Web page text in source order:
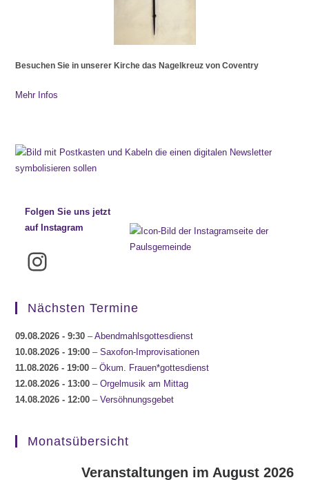
Besuchen Sie in unserer Kirche das Nagelkreuz von Coventry
Mehr Infos
Folgen Sie uns jetzt
auf Instagram
Instagram
Nächsten Termine
09.08.2026 - 9:30 –Abendmahlsgottesdienst
10.08.2026 - 19:00 –Saxofon-Improvisationen
11.08.2026 - 19:00 –Ökum. Frauen*gottesdienst
12.08.2026 - 13:00 –Orgelmusik am Mittag
14.08.2026 - 12:00 –Versöhnungsgebet
Monatsübersicht
Veranstaltungen im August 2026